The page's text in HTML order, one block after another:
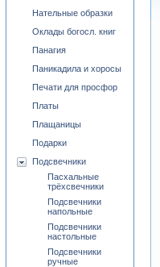
Нательные образки
Оклады богосл. книг
Панагия
Паникадила и хоросы
Печати для просфор
Платы
Плащаницы
Подарки
Подсвечники
Пасхальные
трёхсвечники
Подсвечники
напольные
Подсвечники
настольные
Подсвечники
ручные